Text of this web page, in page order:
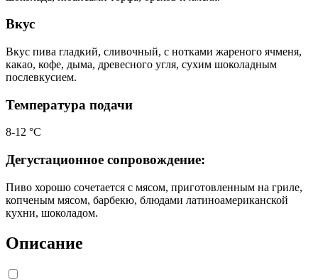
Вкус
Вкус пива гладкий, сливочный, с нотками жареного ячменя,
какао, кофе, дыма, древесного угля, сухим шоколадным
послевкусием.
Температура подачи
8-12 °С
Дегустационное сопровождение:
Пиво хорошо сочетается с мясом, приготовленным на гриле,
копченым мясом, барбекю, блюдами латиноамериканской
кухни, шоколадом.
Описание